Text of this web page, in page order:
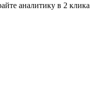
аналитику в 2 клика